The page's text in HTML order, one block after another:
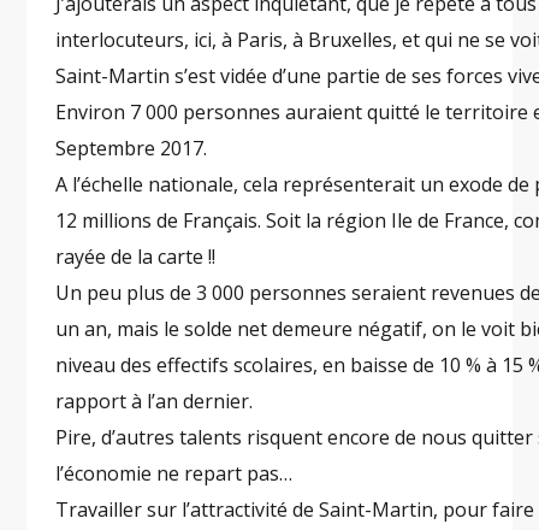
interlocuteurs, ici, à Paris, à Bruxelles, et qui ne se
Saint-Martin s’est vidée d’une partie de ses forces
Environ 7 000 personnes auraient quitté le territoire
Septembre 2017.
A l’échelle nationale, cela représenterait un exode de
12 millions de Français. Soit la région Ile de France,
rayée de la carte !!
Un peu plus de 3 000 personnes seraient revenues
un an, mais le solde net demeure négatif, on le voit
niveau des effectifs scolaires, en baisse de 10 % à 15
rapport à l’an dernier.
Pire, d’autres talents risquent encore de nous quitter
l’économie ne repart pas…
Travailler sur l’attractivité de Saint-Martin, pour faire